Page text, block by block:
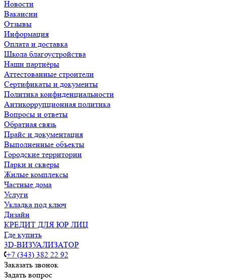
Новости
Вакансии
Отзывы
Информация
Оплата и доставка
Школа благоустройства
Наши партнёры
Аттестованные строители
Сертификаты и документы
Политика конфиденциальности
Антикоррупционная политика
Вопросы и ответы
Обратная связь
Прайс и документация
Выполненные объекты
Городские территории
Парки и скверы
Жилые комплексы
Частные дома
Услуги
Укладка под ключ
Дизайн
КРЕДИТ ДЛЯ ЮР ЛИЦ
Где купить
3D-ВИЗУАЛИЗАТОР
+7 (343) 382 22 92
Заказать звонок
Задать вопрос